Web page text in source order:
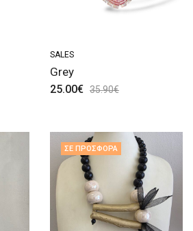
SALES
Grey
25.00€ 35.90€
ΣΕ ΠΡΟΣΦΟΡΆ